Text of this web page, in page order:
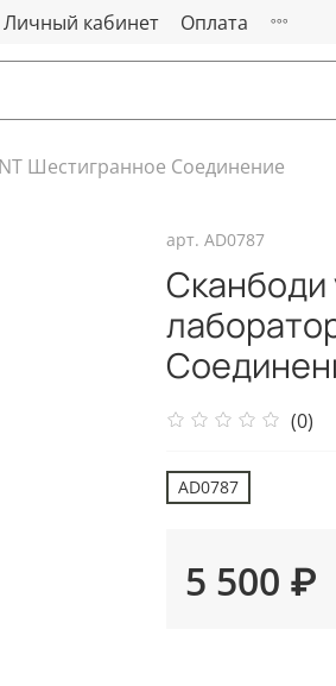
Личный кабинет Оплата
Шестигранное Соединение
арт. AD0787
Сканбоди
(0)
AD0787
5 500 ₽